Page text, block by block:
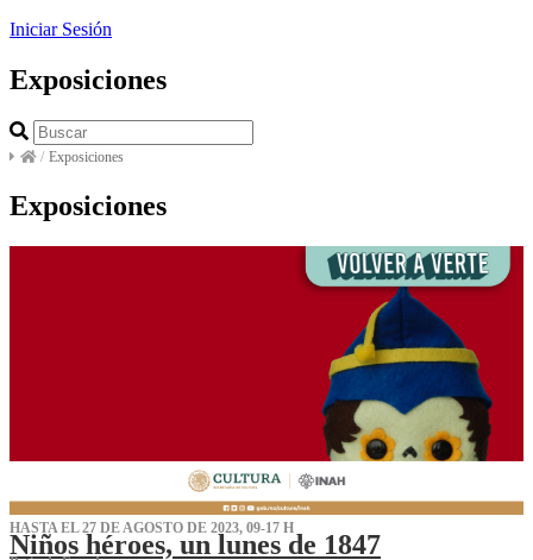
Iniciar Sesión
Exposiciones
/ Exposiciones
Exposiciones
HASTA EL 27 DE AGOSTO DE 2023, 09-17 H
Niños héroes, un lunes de 1847